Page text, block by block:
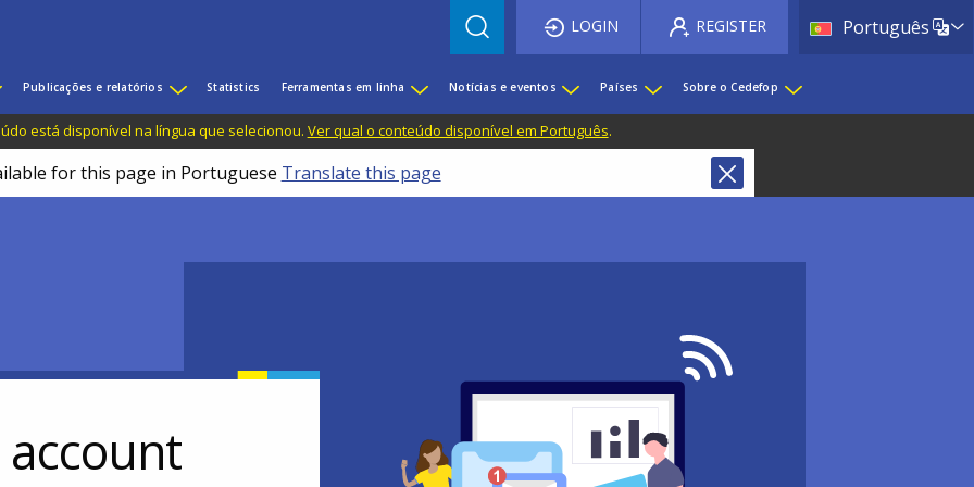
PortuguêsList
LOGIN REGISTER
Publicações e relatórios Statistics Ferramentas em linha Notícias e eventos Países Sobre o Cedefop
está disponível na língua que selecionou. Ver qual o conteúdo disponível em Português.
for this page in Portuguese Translate this page